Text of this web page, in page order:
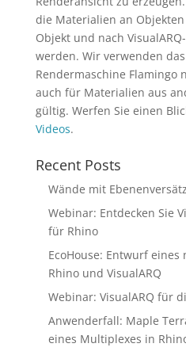
die Materialien an
Objekt und nach
werden. Wir verwenden
Rendermaschine Flamingo
auch für Materialien aus
gültig. Werfen Sie einen
Videos.
Recent Posts
Wände mit
Webinar: Entdecken Sie
für Rhino
EcoHouse: Entwurf
Rhino und VisualARQ
Webinar: VisualARQ für
Anwenderfall: Maple
eines Multiplexes in